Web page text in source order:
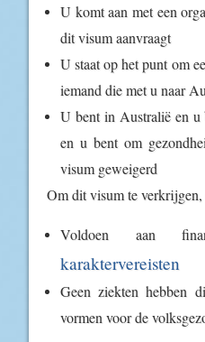
U komt aan met een
dit visum aanvraagt
U staat op het punt om
iemand die met u naar
U bent in Australië en u
en u bent om
visum geweigerd
Om dit visum te
Voldoen aan
karaktervereisten
Geen ziekten hebben
vormen voor de